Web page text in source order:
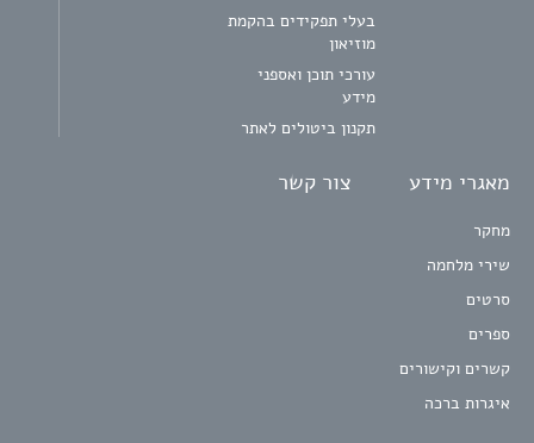
בעלי תפקידים בהקמת
מוזיאון
עורכי תוכן ואספני
מידע
תקנון ביטולים לאתר
מאגרי מידע
מחקר
שירי מלחמה
סרטים
ספרים
קשרים וקישורים
איגרות ברכה
צור קשר